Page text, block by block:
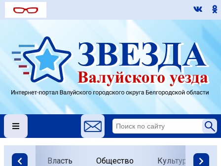
Власть Общество Культура